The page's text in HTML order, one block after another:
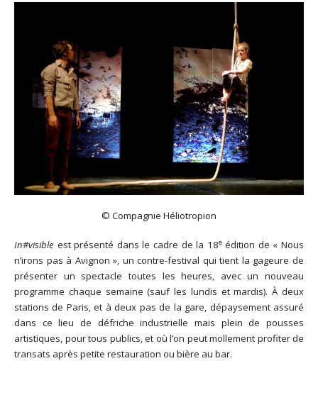
© Compagnie Héliotropion
In#visible est présenté dans le cadre de la 18eédition de « Nous
n’irons pas à Avignon », un contre-festival qui tient la gageure de
présenter un spectacle toutes les heures, avec un nouveau
programme chaque semaine (sauf les lundis et mardis). À deux
stations de Paris, et à deux pas de la gare, dépaysement assuré
dans ce lieu de défriche industrielle mais plein de pousses
artistiques, pour tous publics, et où l’on peut mollement profiter de
transats après petite restauration ou bière au bar.